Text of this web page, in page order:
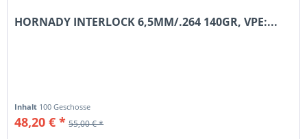
HORNADY INTERLOCK 6,5MM/.264 140GR, VPE:...
Inhalt 100 Geschosse
48,20 € * 55,00 € *